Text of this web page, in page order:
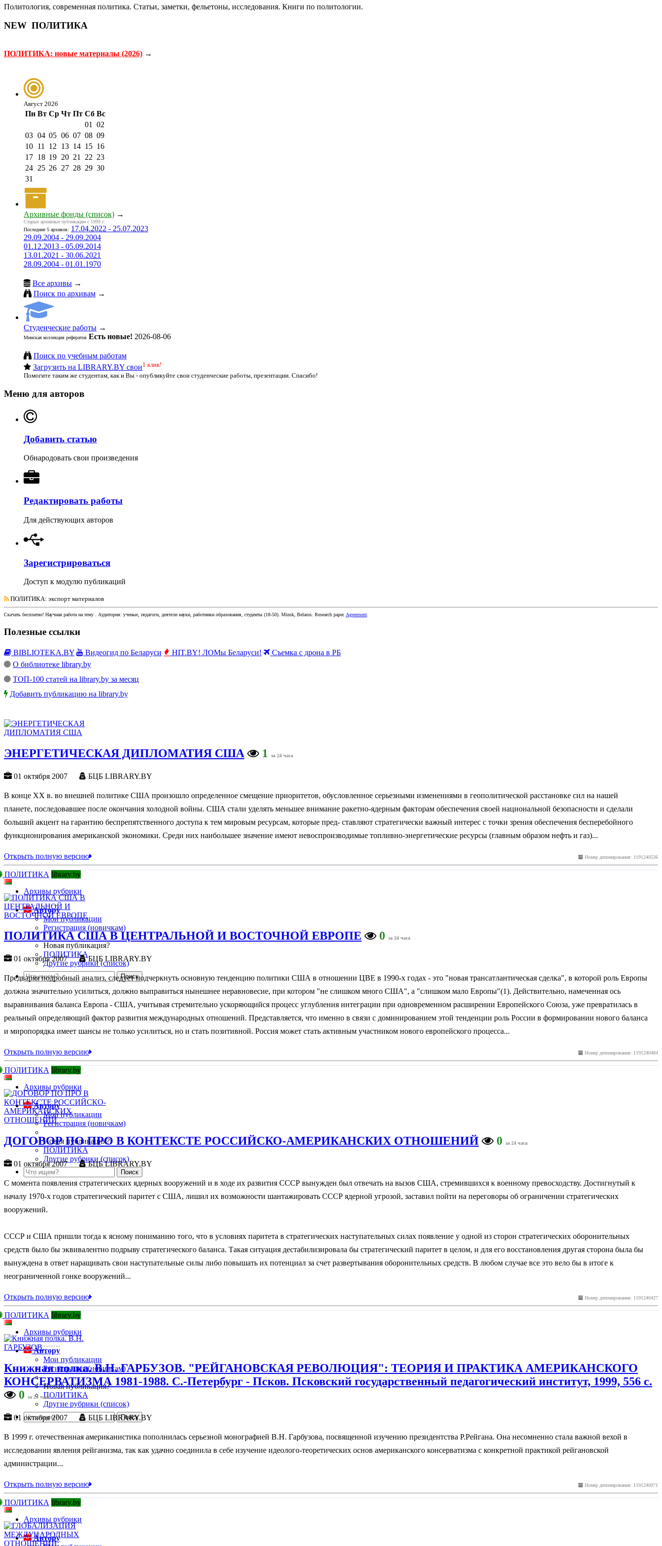
Политология, современная политика. Статьи, заметки, фельетоны, исследования. Книги по политологии.
NEW ПОЛИТИКА
ПОЛИТИКА: новые материалы (2026) →
Август 2026
Пн Вт Ср Чт Пт Сб Вс
01
02
03 04 05 06 07 08 09
10 11 12 13 14 15 16
17 18 19 20 21 22 23
24 25 26 27 28 29 30
31
Архивные фонды (список) →
Старые архивные публикации с 1999 г.
Последние 5 архивов: 17.04.2022 - 25.07.2023
29.09.2004 - 29.09.2004
01.12.2013 - 05.09.2014
13.01.2021 - 30.06.2021
28.09.2004 - 01.01.1970
Все архивы →
Поиск по архивам →
Студенческие работы →
Минская коллекция рефератов Есть новые! 2026-08-06
Поиск по учебным работам
Загрузить на LIBRARY.BY свои1 клик!
Помогите таким же студентам, как и Вы - опубликуйте свои студенческие работы, презентации. Спасибо!
Меню для авторов
Добавить статью
Обнародовать свои произведения
Редактировать работы
Для действующих авторов
Зарегистрироваться
Доступ к модулю публикаций
ПОЛИТИКА: экспорт материалов
Скачать бесплатно! Научная работана тему . Аудитория: ученые, педагоги, деятели науки, работники образования, студенты (18-50). Minsk, Belarus. Research paper. Agreement.
Полезные ссылки
BIBLIOTEKA.BY Видеогид по Беларуси HIT.BY! ЛОМы Беларуси!
Съемка с дрона в РБ
О библиотеке library.by
ТОП-100 статей на library.by за месяц
Добавить публикацию на library.by
ЭНЕРГЕТИЧЕСКАЯ ДИПЛОМАТИЯ США 1 за 24 часа
01 октября 2007 БЦБ LIBRARY.BY
В конце XX в. во внешней политике США произошло определенное смещение приоритетов, обусловленное серьезными изменениями в геополитической расстановке сил на нашей
планете, последовавшее после окончания холодной войны. США стали уделять меньшее внимание ракетно-ядерным факторам обеспечения своей национальной безопасности и сделали
больший акцент на гарантию беспрепятственного доступа к тем мировым ресурсам, которые пред- ставляют стратегически важный интерес с точки зрения обеспечения бесперебойного
функционирования американской экономики. Среди них наибольшее значение имеют невоспроизводимые топливно-энергетические ресурсы (главным образом нефть и газ)...
Номер депонирования: 1191240536
Открыть полную версию
ПОЛИТИКА library.by
Архивы рубрики
Автору
Мои публикации
Регистрация (новичкам)
Новая публикация?
ПОЛИТИКА
Другие рубрики (список)
ПОЛИТИКА США В ЦЕНТРАЛЬНОЙ И ВОСТОЧНОЙ ЕВРОПЕ 0 за 24 часа
01 октября 2007 БЦБ LIBRARY.BY
Предваряя подробный анализ, следует подчеркнуть основную тенденцию политики США в отношении ЦВЕ в 1990-х годах - это "новая трансатлантическая сделка", в которой роль Европы
должна значительно усилиться, должно выправиться нынешнее неравновесие, при котором "не слишком много США", а "слишком мало Европы"(1). Действительно, намеченная ось
выравнивания баланса Европа - США, учитывая стремительно ускоряющийся процесс углубления интеграции при одновременном расширении Европейского Союза, уже превратилась в
реальный определяющий фактор развития международных отношений. Представляется, что именно в связи с доминированием этой тенденции роль России в формировании нового баланса
и миропорядка имеет шансы не только усилиться, но и стать позитивной. Россия может стать активным участником нового европейского процесса...
Номер депонирования: 1191240484
Открыть полную версию
ПОЛИТИКА library.by
Архивы рубрики
Автору
Мои публикации
Регистрация (новичкам)
Новая публикация?
ПОЛИТИКА
Другие рубрики (список)
ДОГОВОР ПО ПРО В КОНТЕКСТЕ РОССИЙСКО-АМЕРИКАНСКИХ ОТНОШЕНИЙ 0 за 24 часа
01 октября 2007 БЦБ LIBRARY.BY
С момента появления стратегических ядерных вооружений и в ходе их развития СССР вынужден был отвечать на вызов США, стремившихся к военному превосходству. Достигнутый к
началу 1970-х годов стратегический паритет с США, лишил их возможности шантажировать СССР ядерной угрозой, заставил пойти на переговоры об ограничении стратегических
вооружений.
СССР и США пришли тогда к ясному пониманию того, что в условиях паритета в стратегических наступательных силах появление у одной из сторон стратегических оборонительных
средств было бы эквивалентно подрыву стратегического баланса. Такая ситуация дестабилизировала бы стратегический паритет в целом, и для его восстановления другая сторона была бы
вынуждена в ответ наращивать свои наступательные силы либо повышать их потенциал за счет развертывания оборонительных средств. В любом случае все это вело бы в итоге к
неограниченной гонке вооружений...
Номер депонирования: 1191240427
Открыть полную версию
ПОЛИТИКА library.by
Архивы рубрики
Автору
Мои публикации
Регистрация (новичкам)
Новая публикация?
ПОЛИТИКА
Другие рубрики (список)
Книжная полка. В.Н. ГАРБУЗОВ. "РЕЙГАНОВСКАЯ РЕВОЛЮЦИЯ": ТЕОРИЯ И ПРАКТИКА АМЕРИКАНСКОГО
КОНСЕРВАТИЗМА 1981-1988. С.-Петербург - Псков. Псковский государственный педагогический институт, 1999, 556 с.
0
за 24 часа
01 октября 2007 БЦБ LIBRARY.BY
В 1999 г. отечественная американистика пополнилась серьезной монографией В.Н. Гарбузова, посвященной изучению президентства Р.Рейгана. Она несомненно стала важной вехой в
исследовании явления рейганизма, так как удачно соединила в себе изучение идеолого-теоретических основ американского консерватизма с конкретной практикой рейгановской
администрации...
Номер депонирования: 1191240071
Открыть полную версию
ПОЛИТИКА library.by
Архивы рубрики
Автору